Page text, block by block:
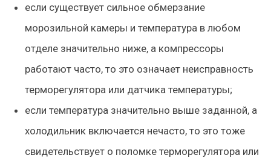
если существует сильное обмерзание
морозильной камеры и температура в любом
отделе значительно ниже, а компрессоры
работают часто, то это означает неисправность
терморегулятора или датчика температуры;
если температура значительно выше заданной, а
холодильник включается нечасто, то это тоже
свидетельствует о поломке терморегулятора или